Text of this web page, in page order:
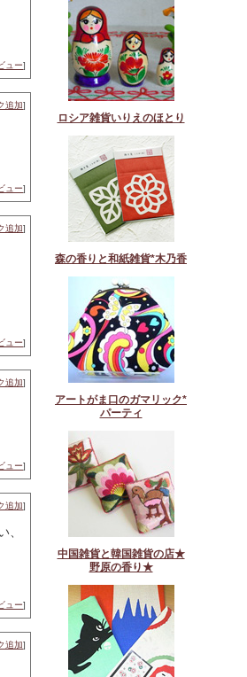
ュー]
追加]
ュー]
追加]
ュー]
追加]
ュー]
追加]
、
ュー]
追加]
ロシア雑貨いりえのほとり
森の香りと和紙雑貨*木乃香
アートがま口のガマリック*
パーティ
中国雑貨と韓国雑貨の店★
野原の香り★